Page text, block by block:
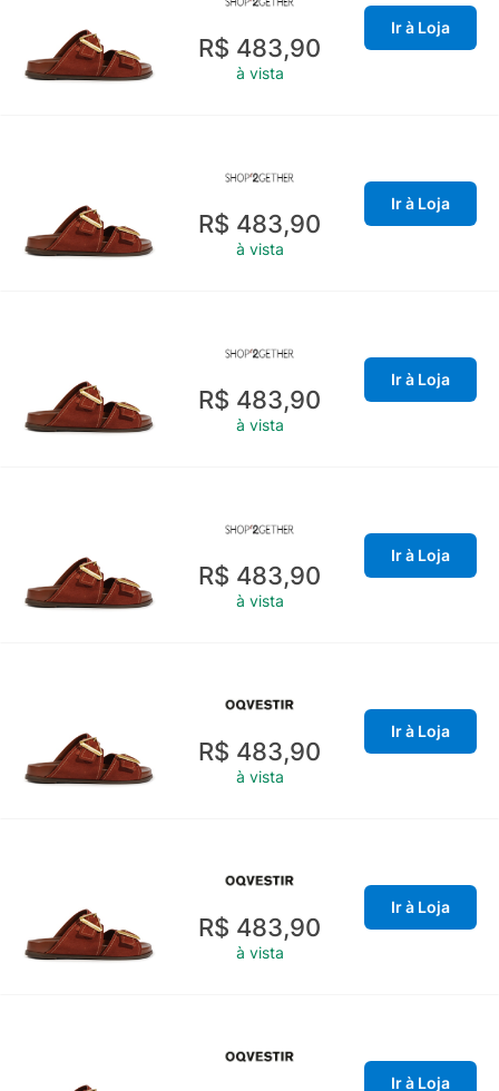
R$ 483,90
à vista
Ir à Loja
R$ 483,90
à vista
Ir à Loja
R$ 483,90
à vista
Ir à Loja
R$ 483,90
à vista
Ir à Loja
R$ 483,90
à vista
Ir à Loja
R$ 483,90
à vista
Ir à Loja
Ir à Loja